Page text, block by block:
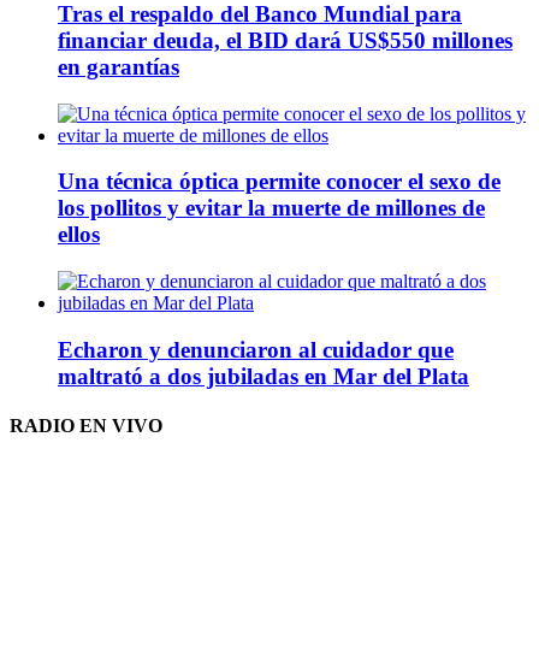
Tras el respaldo del Banco Mundial para
financiar deuda, el BID dará US$550 millones
en garantías
Una técnica óptica permite conocer el sexo de
los pollitos y evitar la muerte de millones de
ellos
Echaron y denunciaron al cuidador que
maltrató a dos jubiladas en Mar del Plata
RADIO EN VIVO